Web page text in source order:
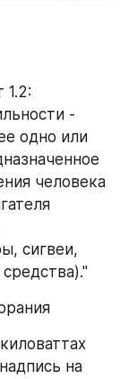
1.2:
-
одно или
человека
сигвеи,
на